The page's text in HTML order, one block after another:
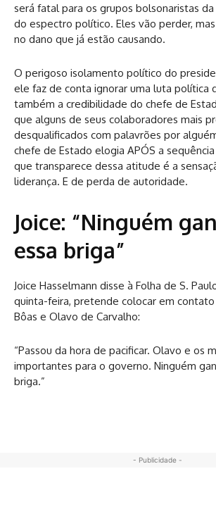
será fatal para os grupos bolsonaristas
do espectro político. Eles vão perder,
no dano que já estão causando.
O perigoso isolamento político do
ele faz de conta ignorar uma luta política
também a credibilidade do chefe de
que alguns de seus colaboradores mais
desqualificados com palavrões por
chefe de Estado elogia APÓS a
que transparece dessa atitude é a
liderança. E de perda de autoridade.
Joice: “Ninguém
essa briga”
Joice Hasselmann disse à Folha de S.
quinta-feira, pretende colocar em
Bôas e Olavo de Carvalho:
“Passou da hora de pacificar. Olavo e os
importantes para o governo. Ninguém
briga.”
- Publicidade -